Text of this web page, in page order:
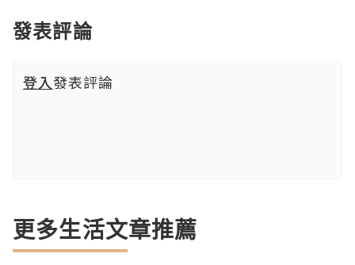
發表評論
登入發表評論
更多生活文章推薦